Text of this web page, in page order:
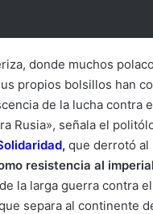
donde muchos
propios bolsillos han
de la lucha contra
Rusia», señala el
, que derrotó al
resistencia al
la larga guerra contra
separa al continente